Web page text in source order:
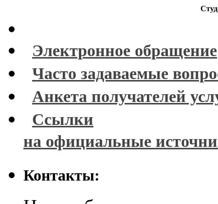
Электронное обращение
Часто задаваемые
Анкета получателей
Ссылки
на официальные
Контакты: